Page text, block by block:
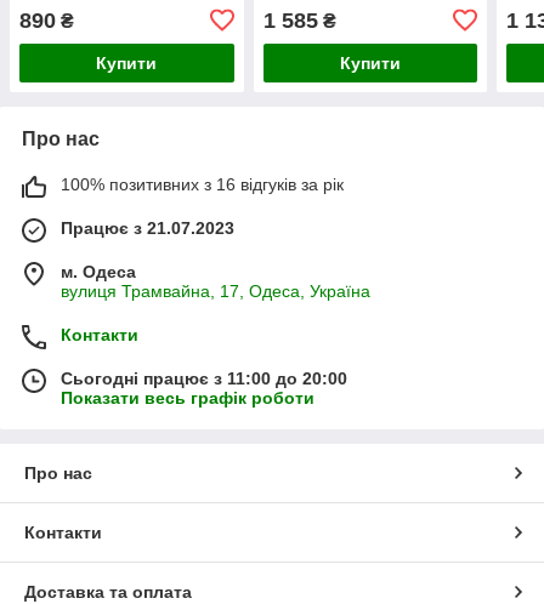
890 ₴
Купити
1 585₴
Купити
х
1
Про нас
100% позитивних з 16 відгуків за рік
Працює з 21.07.2023
м. Одеса
вулиця Трамвайна, 17, Одеса, Україна
Контакти
Сьогодні працює з 11:00 до 20:00
Показати весь графік роботи
Про нас
Контакти
Доставка та оплата